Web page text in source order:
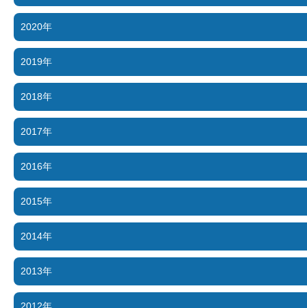
2020年
2019年
2018年
2017年
2016年
2015年
2014年
2013年